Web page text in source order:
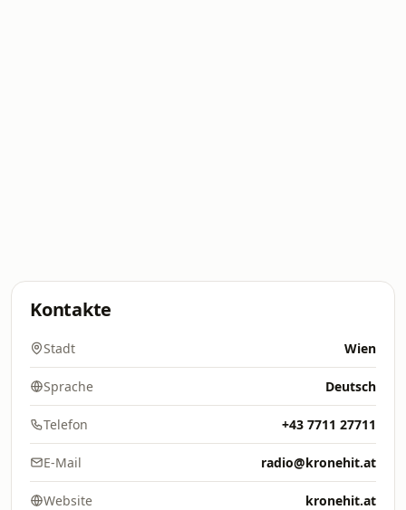
Kontakte
Stadt Wien
Sprache Deutsch
Telefon +43 7711 27711
E-Mail radio@kronehit.at
Website kronehit.at